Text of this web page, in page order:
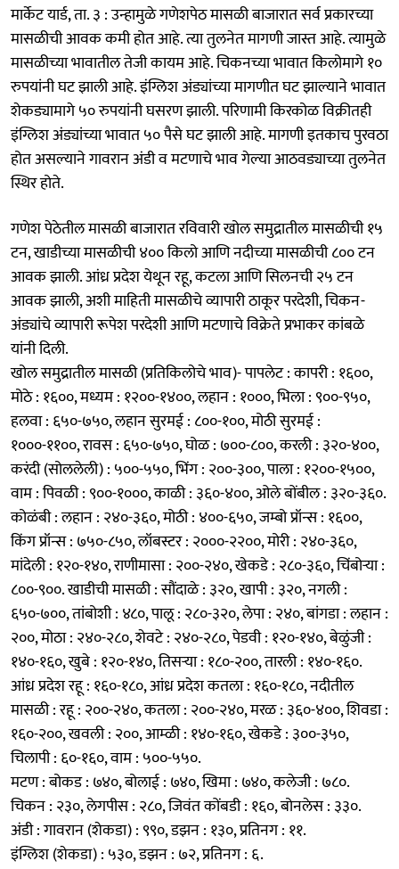
मार्केट यार्ड, ता. ३ : उन्हामुळे गणेशपेठ मासळी बाजारात सर्व प्रकारच्या
मासळीची आवक कमी होत आहे. त्या तुलनेत मागणी जास्त आहे. त्यामुळे
मासळीच्या भावातील तेजी कायम आहे. चिकनच्या भावात किलोमागे १०
रुपयांनी घट झाली आहे. इंग्लिश अंड्यांच्या मागणीत घट झाल्याने भावात
शेकड्यामागे ५० रुपयांनी घसरण झाली. परिणामी किरकोळ विक्रीतही
इंग्लिश अंड्यांच्या भावात ५० पैसे घट झाली आहे. मागणी इतकाच पुरवठा
होत असल्याने गावरान अंडी व मटणाचे भाव गेल्या आठवड्याच्या तुलनेत
स्थिर होते.
गणेश पेठेतील मासळी बाजारात रविवारी खोल समुद्रातील मासळीची १५
टन, खाडीच्या मासळीची ४०० किलो आणि नदीच्या मासळीची ८०० टन
आवक झाली. आंध्र प्रदेश येथून रहू, कटला आणि सिलनची २५ टन
आवक झाली, अशी माहिती मासळीचे व्यापारी ठाकूर परदेशी, चिकन-
अंड्यांचे व्यापारी रूपेश परदेशी आणि मटणाचे विक्रेते प्रभाकर कांबळे
यांनी दिली.
खोल समुद्रातील मासळी (प्रतिकिलोचे भाव)- पापलेट : कापरी : १६००,
मोठे : १६००, मध्यम : १२००-१४००, लहान : १०००, भिला : ९००-९५०,
हलवा : ६५०-७५०, लहान सुरमई : ८००-१००, मोठी सुरमई :
१०००-११००, रावस : ६५०-७५०, घोळ : ७००-८००, करली : ३२०-४००,
करंदी (सोललेली) : ५००-५५०, भिंग : २००-३००, पाला : १२००-१५००,
वाम : पिवळी : ९००-१०००, काळी : ३६०-४००, ओले बोंबील : ३२०-३६०.
कोळंबी : लहान : २४०-३६०, मोठी : ४००-६५०, जम्बो प्रॉन्स : १६००,
किंग प्रॉन्स : ७५०-८५०, लॉबस्टर : २०००-२२००, मोरी : २४०-३६०,
मांदेली : १२०-१४०, राणीमासा : २००-२४०, खेकडे : २८०-३६०, चिंबोऱ्या :
८००-९००. खाडीची मासळी : सौंदाळे : ३२०, खापी : ३२०, नगली :
६५०-७००, तांबोशी : ४८०, पालू : २८०-३२०, लेपा : २४०, बांगडा : लहान :
२००, मोठा : २४०-२८०, शेवटे : २४०-२८०, पेडवी : १२०-१४०, बेळुंजी :
१४०-१६०, खुबे : १२०-१४०, तिसऱ्या : १८०-२००, तारली : १४०-१६०.
आंध्र प्रदेश रहू : १६०-१८०, आंध्र प्रदेश कतला : १६०-१८०, नदीतील
मासळी : रहू : २००-२४०, कतला : २००-२४०, मरळ : ३६०-४००, शिवडा :
१६०-२००, खवली : २००, आम्ळी : १४०-१६०, खेकडे : ३००-३५०,
चिलापी : ६०-१६०, वाम : ५००-५५०.
मटण : बोकड : ७४०, बोलाई : ७४०, खिमा : ७४०, कलेजी : ७८०.
चिकन : २३०, लेगपीस : २८०, जिवंत कोंबडी : १६०, बोनलेस : ३३०.
अंडी : गावरान (शेकडा) : ९९०, डझन : १३०, प्रतिनग : ११.
इंग्लिश (शेकडा) : ५३०, डझन : ७२, प्रतिनग : ६.